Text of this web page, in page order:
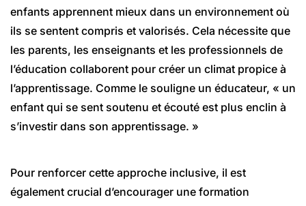
enfants apprennent mieux dans un environnement où
ils se sentent compris et valorisés. Cela nécessite que
les parents, les enseignants et les professionnels de
l’éducation collaborent pour créer un climat propice à
l’apprentissage. Comme le souligne un éducateur, « un
enfant qui se sent soutenu et écouté est plus enclin à
s’investir dans son apprentissage. »
Pour renforcer cette approche inclusive, il est
également crucial d’encourager une formation